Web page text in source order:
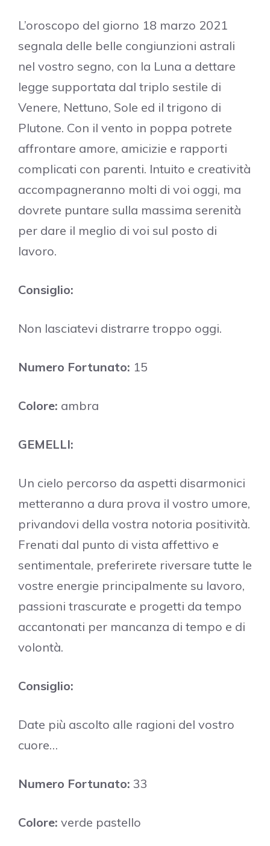
L’oroscopo del giorno 18 marzo 2021
segnala delle belle congiunzioni astrali
nel vostro segno, con la Luna a dettare
legge supportata dal triplo sestile di
Venere, Nettuno, Sole ed il trigono di
Plutone. Con il vento in poppa potrete
affrontare amore, amicizie e rapporti
complicati con parenti. Intuito e creatività
accompagneranno molti di voi oggi, ma
dovrete puntare sulla massima serenità
per dare il meglio di voi sul posto di
lavoro.
Consiglio:
Non lasciatevi distrarre troppo oggi.
Numero Fortunato: 15
Colore: ambra
GEMELLI:
Un cielo percorso da aspetti disarmonici
metteranno a dura prova il vostro umore,
privandovi della vostra notoria positività.
Frenati dal punto di vista affettivo e
sentimentale, preferirete riversare tutte le
vostre energie principalmente su lavoro,
passioni trascurate e progetti da tempo
accantonati per mancanza di tempo e di
volontà.
Consiglio:
Date più ascolto alle ragioni del vostro
cuore…
Numero Fortunato: 33
Colore: verde pastello